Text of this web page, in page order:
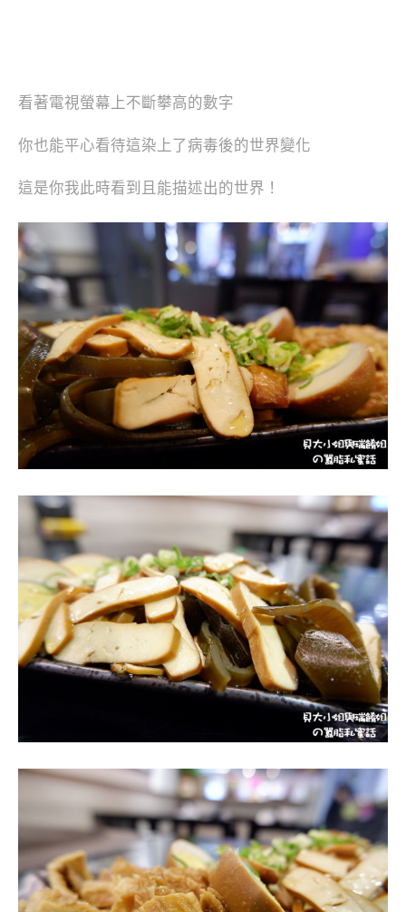
看著電視螢幕上不斷攀高的數字
你也能平心看待這染上了病毒後的世界變化
這是你我此時看到且能描述出的世界！